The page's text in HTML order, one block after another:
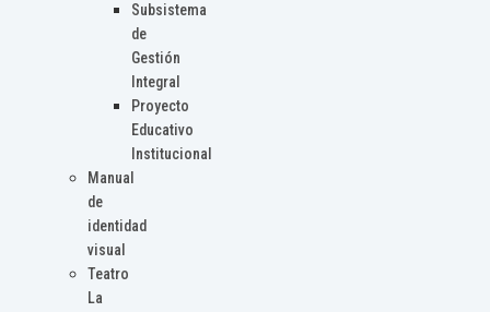
Subsistema
de
Gestión
Integral
Proyecto
Educativo
Institucional
Manual
de
identidad
visual
Teatro
La